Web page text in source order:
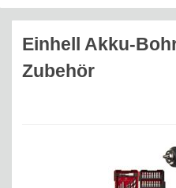
Einhell Akku-
Zubehör